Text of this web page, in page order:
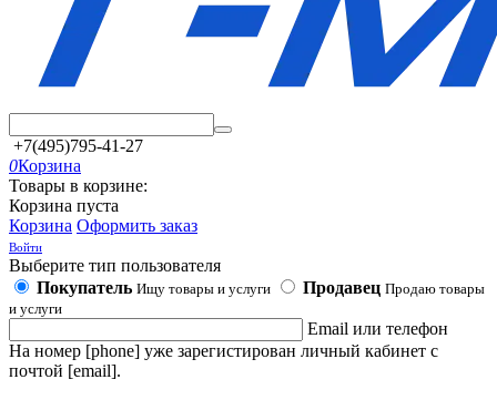
+7(495)795-41-27
0Корзина
Товары в корзине:
Корзина пуста
Корзина Оформить заказ
Войти
Выберите тип пользователя
Покупатель Ищу товары и услуги Продавец Продаю товары
и услуги
Email или телефон
На номер [phone] уже зарегистирован личный кабинет с
почтой [email].